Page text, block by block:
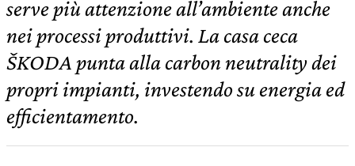
serve più attenzione all’ambiente anche
nei processi produttivi. La casa ceca
ŠKODA punta alla carbon neutrality dei
propri impianti, investendo su energia ed
efficientamento.